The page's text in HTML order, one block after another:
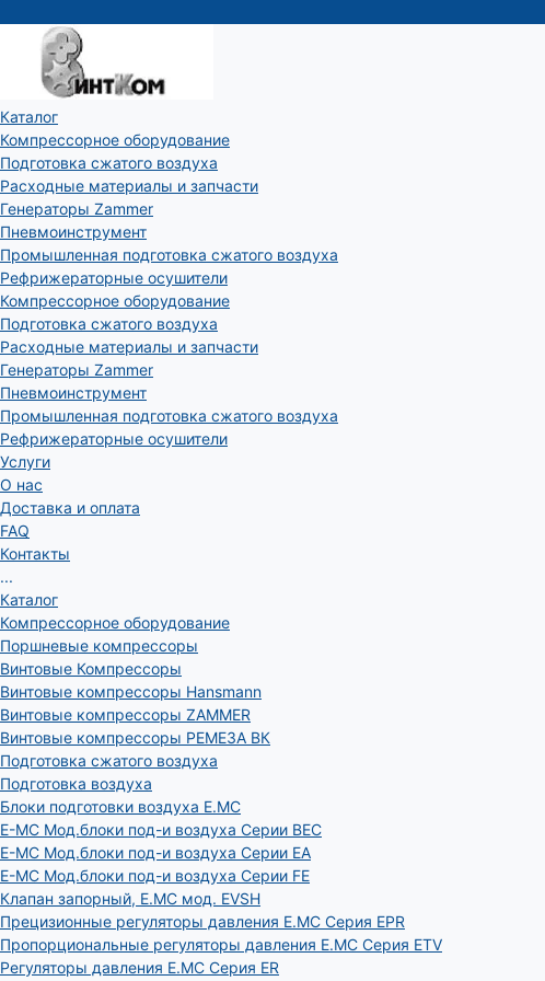
Каталог
Компрессорное оборудование
Подготовка сжатого воздуха
Расходные материалы и запчасти
Генераторы Zammer
Пневмоинструмент
Промышленная подготовка сжатого воздуха
Рефрижераторные осушители
Компрессорное оборудование
Подготовка сжатого воздуха
Расходные материалы и запчасти
Генераторы Zammer
Пневмоинструмент
Промышленная подготовка сжатого воздуха
Рефрижераторные осушители
Услуги
О нас
Доставка и оплата
FAQ
Контакты
...
Каталог
Компрессорное оборудование
Поршневые компрессоры
Винтовые Компрессоры
Винтовые компрессоры Hansmann
Винтовые компрессоры ZAMMER
Винтовые компрессоры РЕМЕЗА ВК
Подготовка сжатого воздуха
Подготовка воздуха
Блоки подготовки воздуха E.MC
E-MC Мод.блоки под-и воздуха Серии BEC
E-MC Мод.блоки под-и воздуха Серии EA
E-MC Мод.блоки под-и воздуха Серии FE
Клапан запорный, E.MC мод. EVSH
Прецизионные регуляторы давления E.MC Серия EPR
Пропорциональные регуляторы давления E.MC Серия ETV
Регуляторы давления E.MC Серия ER